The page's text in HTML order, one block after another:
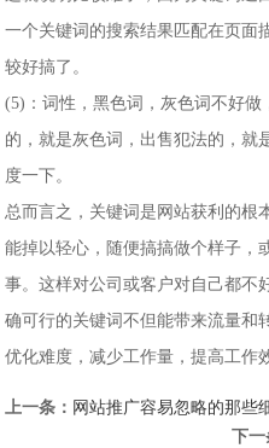
一个关键词的搜索结果匹配在页面
较好搞了。
(5)：词性，黑色词，灰色词不好
的，就是灰色词，出售犯法的，就
度一下。
总而言之，关键词是网站获利的根
能掉以轻心，随便搞搞做个样子，
事。这样对公司或客户对自己都不
确可行的关键词不但能带来流量和
优化难度，减少工作量，提高工作
上一条： 网站推广容易忽略的那些
下一